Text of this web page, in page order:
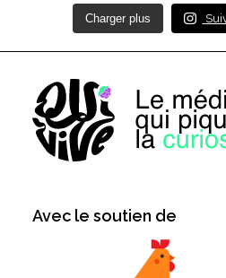
Charger plus
Avec le soutien de